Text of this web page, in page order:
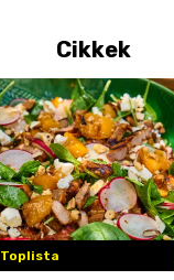
Cikkek
Toplista